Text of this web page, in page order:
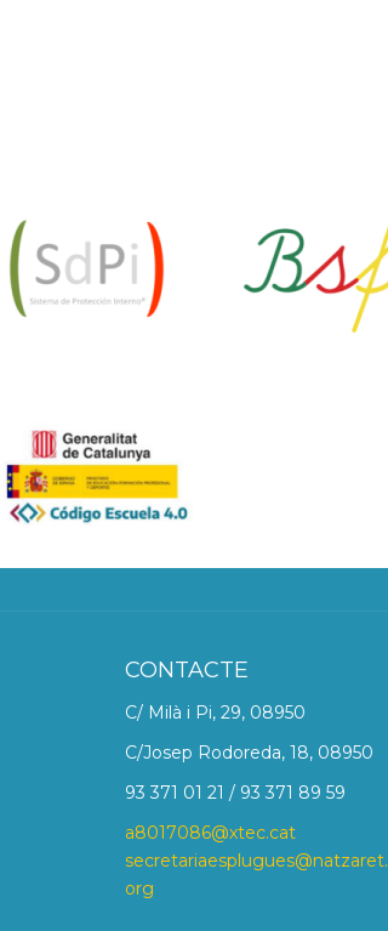
CONTACTE
C/ Milà i Pi, 29, 08950
C/Josep Rodoreda, 18, 08950
93 371 01 21 / 93 371 89 59
a8017086@xtec.cat
secretariaesplugues@natzaret.
org